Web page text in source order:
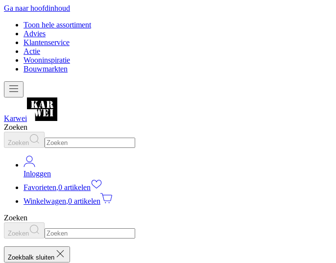
Ga naar hoofdinhoud
Toon hele assortiment
Advies
Klantenservice
Actie
Wooninspiratie
Bouwmarkten
Karwei
Zoeken
Zoeken
Inloggen
Favorieten,0 artikelen
Winkelwagen,0 artikelen
Zoeken
Zoeken
Zoekbalk sluiten